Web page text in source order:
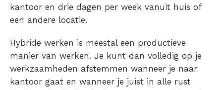
kantoor en drie dagen per week vanuit huis of
een andere locatie.
Hybride werken is meestal een productieve
manier van werken. Je kunt dan volledig op je
werkzaamheden afstemmen wanneer je naar
kantoor gaat en wanneer je juist in alle rust